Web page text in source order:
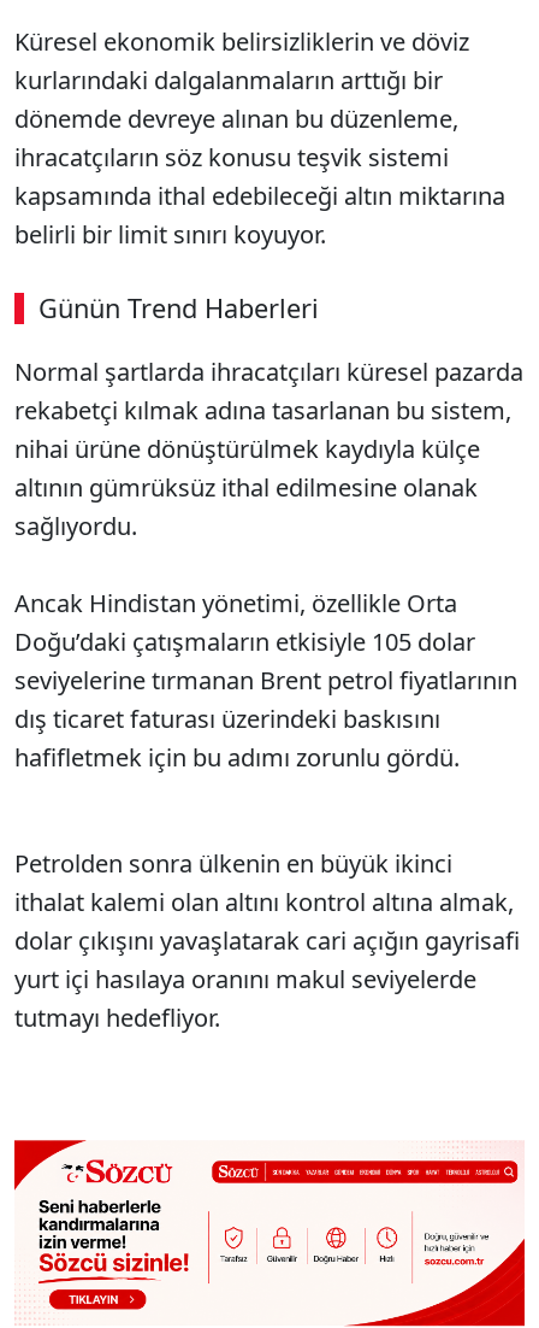
Küresel ekonomik belirsizliklerin ve döviz
kurlarındaki dalgalanmaların arttığı bir
dönemde devreye alınan bu düzenleme,
ihracatçıların söz konusu teşvik sistemi
kapsamında ithal edebileceği altın miktarına
belirli bir limit sınırı koyuyor.
Günün Trend Haberleri
SÖZCÜ SON DAKİKA
Normal şartlarda ihracatçıları küresel pazarda
rekabetçi kılmak adına tasarlanan bu sistem,
nihai ürüne dönüştürülmek kaydıyla külçe
altının gümrüksüz ithal edilmesine olanak
sağlıyordu.
Ancak Hindistan yönetimi, özellikle Orta
Doğu’daki çatışmaların etkisiyle 105 dolar
seviyelerine tırmanan Brent petrol fiyatlarının
dış ticaret faturası üzerindeki baskısını
hafifletmek için bu adımı zorunlu gördü.
Petrolden sonra ülkenin en büyük ikinci
ithalat kalemi olan altını kontrol altına almak,
dolar çıkışını yavaşlatarak cari açığın gayrisafi
yurt içi hasılaya oranını makul seviyelerde
tutmayı hedefliyor.